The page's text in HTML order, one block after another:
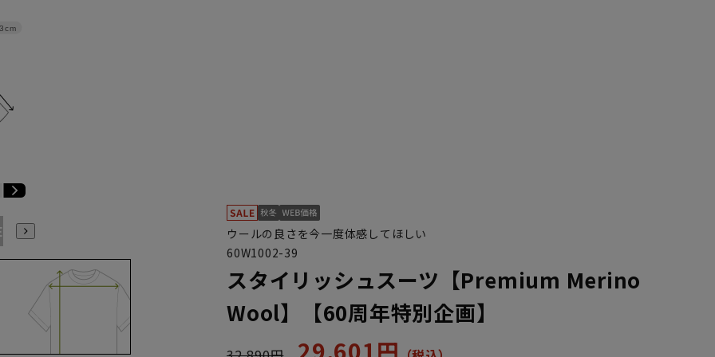
BE4 YA4 YA5 YA6 YA7 YA8
ウールの良さを今一度体感してほしい
60W1002-39
スタイリッシュスーツ【Premium Merino
Wool】【60周年特別企画】
29,601円